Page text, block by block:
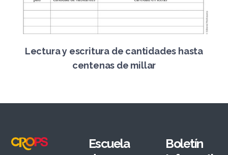
Lectura y escritura de cantidades hasta
centenas de millar
Escuela
Boletín